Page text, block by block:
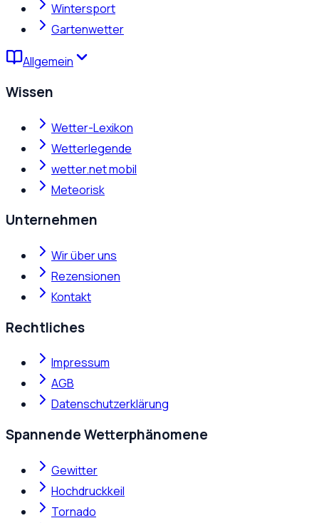
Wintersport
Gartenwetter
Allgemein
Wissen
Wetter-Lexikon
Wetterlegende
wetter.net mobil
Meteorisk
Unternehmen
Wir über uns
Rezensionen
Kontakt
Rechtliches
Impressum
AGB
Datenschutzerklärung
Spannende Wetterphänomene
Gewitter
Hochdruckkeil
Tornado